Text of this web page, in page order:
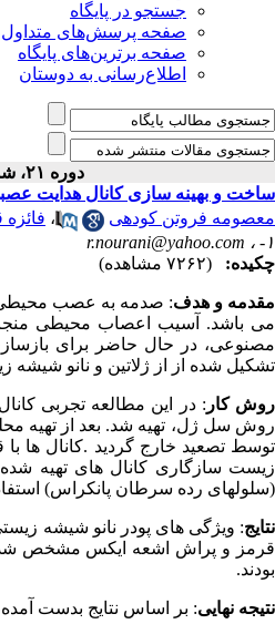
جستجو در پایگاه
صفحه پرسش‌های متداول
صفحه برترین‌های پایگاه
اطلاع‌رسانی به دوستان
دوره ۲۱، شماره ۲ - ( مجلۀ علمی دانشگاه علوم پزشکی همدان-تابستان ۱۳۹۳ )
ساخت و بهینه سازی کانال هدایت
معصومه فروتن کودهی
، فائزه
۱- ،
r.nourani@yahoo.com
چکیده:
(۷۲۶۲ مشاهده)
مقدمه و هدف
می باشد. آسیب اعصاب محیطی
مصنوعی، در حال حاضر برای
تشکیل شده از از ژلاتین و نانو
روش کار : در این مطالعه تجربی
روش سل ژل، تهیه شد. بعد از تهیه
(سلولهای رده سرطان پانکراس)
نتایج: ویژگی های پودر نانو شیشه
قرمز و پراش اشعه ایکس مشخص شد.
بودند.
نتیجه نهایی: بر اساس نتایج بدست